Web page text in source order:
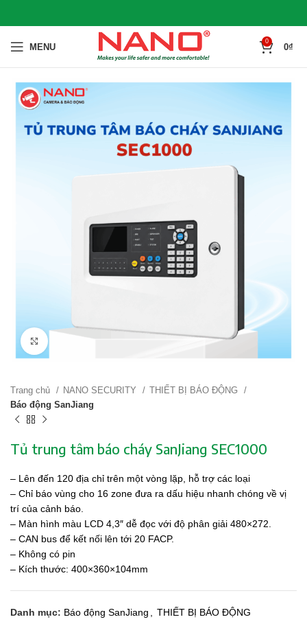
MENU
0
0₫
Click to enlarge
Trang chủ NANO SECURITY
THIẾT BỊ BÁO ĐỘNG
Báo động SanJiang
Tủ trung tâm báo cháy SanJiang SEC1000
– Lên đến 120 địa chỉ trên một vòng lặp, hỗ trợ các loại
– Chỉ báo vùng cho 16 zone đưa ra dấu hiệu nhanh chóng về vị
trí của cảnh báo.
– Màn hình màu LCD 4,3″ dễ đọc với độ phân giải 480×272.
– CAN bus để kết nối lên tới 20 FACP.
– Không có pin
– Kích thước: 400×360×104mm
Danh mục: Báo động SanJiang
THIẾT BỊ BÁO ĐỘNG